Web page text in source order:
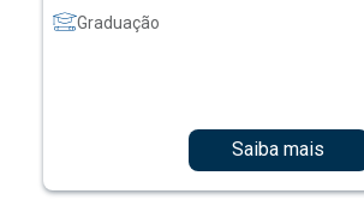
Graduação
Saiba mais